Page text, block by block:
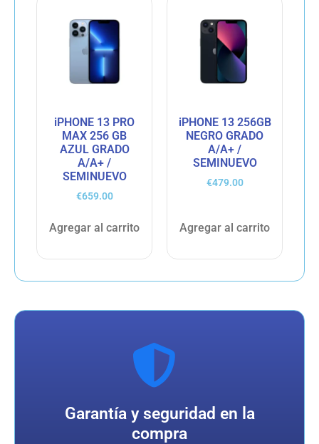
iPHONE 13 PRO
MAX 256 GB
AZUL GRADO
A/A+ /
SEMINUEVO
€659.00
Agregar al carrito
iPHONE 13 256GB
NEGRO GRADO
A/A+ /
SEMINUEVO
€479.00
Agregar al carrito
Garantía y seguridad en la
compra